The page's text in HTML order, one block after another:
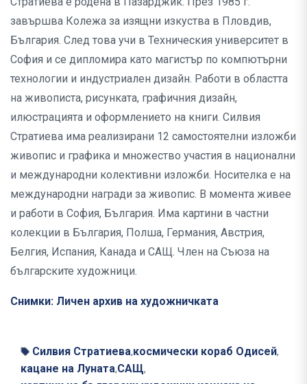
завършва Колежа за изящни изкуства в Пловдив,
България. След това учи в Техническия университет в
София и се дипломира като магистър по компютърни
технологии и индустриален дизайн. Работи в областта
на живописта, рисунката, графичния дизайн,
илюстрацията и оформлението на книги. Силвия
Стратиева има реализирани 12 самостоятелни изложби
живопис и графика и множество участия в национални
и международни колективни изложби. Носителка е на
международни награди за живопис. В момента живее
и работи в София, България. Има картини в частни
колекции в България, Полша, Германия, Австрия,
Белгия, Испания, Канада и САЩ. Член на Съюза на
българските художници.
Снимки: Личен архив на художничката
Силвия Стратиева,космически кораб Одисей,
кацане на Луната,САЩ,